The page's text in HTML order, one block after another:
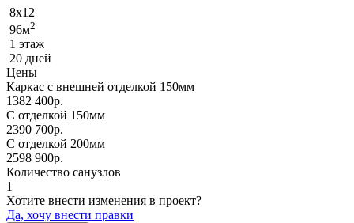
8x12
96м2
1 этаж
20 дней
Цены
Каркас с внешней отделкой 150мм
1382 400р.
С отделкой 150мм
2390 700р.
С отделкой 200мм
2598 900р.
Количество санузлов
1
Хотите внести изменения в проект?
Да, хочу внести правки